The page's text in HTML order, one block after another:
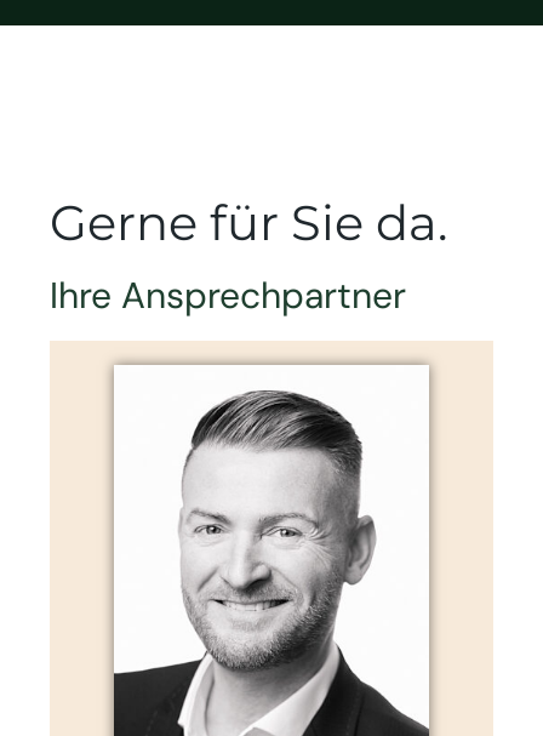
Gerne für Sie da.
Ihre Ansprechpartner